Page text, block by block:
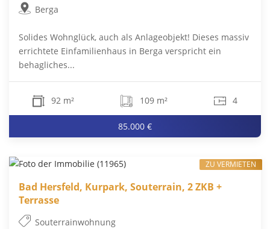
Berga
Solides Wohnglück, auch als Anlageobjekt! Dieses massiv
errichtete Einfamilienhaus in Berga verspricht ein
behagliches...
92 m² 109 m² 4
85.000 €
Bad Hersfeld, Kurpark, Souterrain, 2 ZKB +
Terrasse
Souterrainwohnung
ZU VERMIETEN